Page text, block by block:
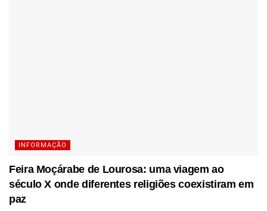
INFORMAÇÃO
Feira Moçárabe de Lourosa: uma viagem ao
século X onde diferentes religiões coexistiram em
paz